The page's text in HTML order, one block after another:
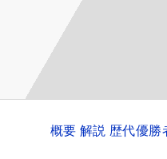
概要 解説 歴代優勝